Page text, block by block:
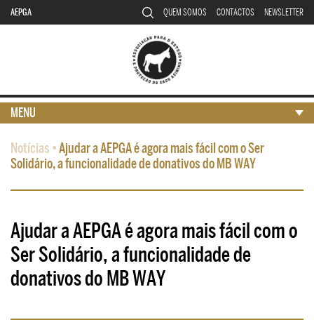
AEPGA QUEM SOMOS CONTACTOS NEWSLETTER
Notícias •Ajudar a AEPGA é agora mais fácil com o Ser
Solidário, a funcionalidade de donativos do MB WAY
Ajudar a AEPGA é agora mais fácil com o
Ser Solidário, a funcionalidade de
donativos do MB WAY
MENU